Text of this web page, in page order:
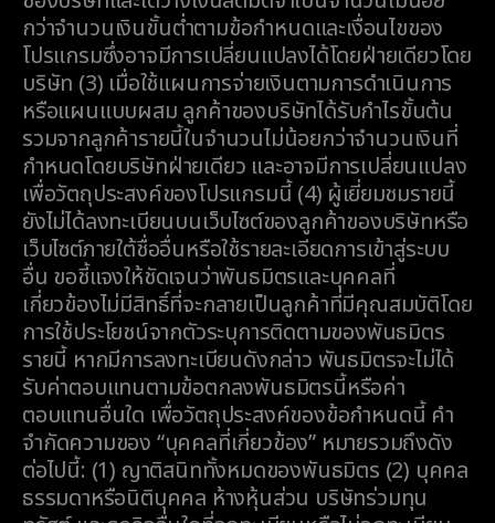
กว่าจำนวนเงินขั้นต่ำตามข้อกำหนดและเงื่อนไขของ
โปรแกรมซึ่งอาจมีการเปลี่ยนแปลงได้โดยฝ่ายเดียวโดย
บริษัท (3) เมื่อใช้แผนการจ่ายเงินตามการดำเนินการ
หรือแผนแบบผสม ลูกค้าของบริษัทได้รับกำไรขั้นต้น
รวมจากลูกค้ารายนี้ในจำนวนไม่น้อยกว่าจำนวนเงินที่
กำหนดโดยบริษัทฝ่ายเดียว และอาจมีการเปลี่ยนแปลง
เพื่อวัตถุประสงค์ของโปรแกรมนี้ (4) ผู้เยี่ยมชมรายนี้
ยังไม่ได้ลงทะเบียนบนเว็บไซต์ของลูกค้าของบริษัทหรือ
เว็บไซต์ภายใต้ชื่ออื่นหรือใช้รายละเอียดการเข้าสู่ระบบ
อื่น ขอชี้แจงให้ชัดเจนว่าพันธมิตรและบุคคลที่
เกี่ยวข้องไม่มีสิทธิ์ที่จะกลายเป็นลูกค้าที่มีคุณสมบัติโดย
การใช้ประโยชน์จากตัวระบุการติดตามของพันธมิตร
รายนี้ หากมีการลงทะเบียนดังกล่าว พันธมิตรจะไม่ได้
รับค่าตอบแทนตามข้อตกลงพันธมิตรนี้หรือค่า
ตอบแทนอื่นใด เพื่อวัตถุประสงค์ของข้อกำหนดนี้ คำ
จำกัดความของ “บุคคลที่เกี่ยวข้อง” หมายรวมถึงดัง
ต่อไปนี้: (1) ญาติสนิททั้งหมดของพันธมิตร (2) บุคคล
ธรรมดาหรือนิติบุคคล ห้างหุ้นส่วน บริษัทร่วมทุน